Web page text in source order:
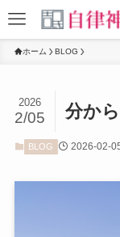
ホーム BLOG
分か
2026
2/05
BLOG 2026-02-